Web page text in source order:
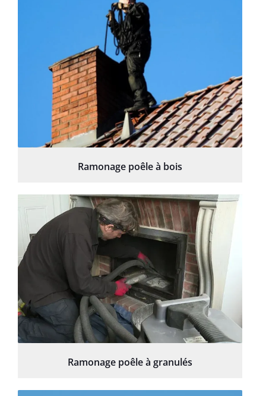
Ramonage poêle à bois
Ramonage poêle à granulés